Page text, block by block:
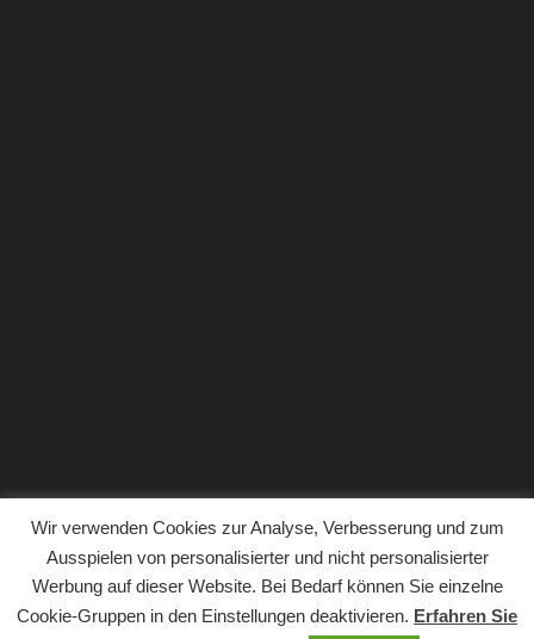
Copyright © 2018. Der gesamte Inhalt der Website von
Haushaltsgeräte.com ist urheberrechtlich geschützt
Wir verwenden Cookies zur Analyse, Verbesserung und zum
Ausspielen von personalisierter und nicht personalisierter
Werbung auf dieser Website. Bei Bedarf können Sie einzelne
Cookie-Gruppen in den Einstellungen deaktivieren. Erfahren Sie